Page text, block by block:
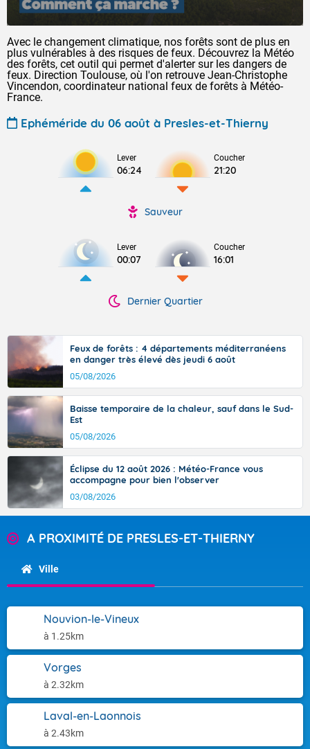
Avec le changement climatique, nos forêts sont de plus en
plus vulnérables à des risques de feux. Découvrez la Météo
des forêts, cet outil qui permet d'alerter sur les dangers de
feux. Direction Toulouse, où l'on retrouve Jean-Christophe
Vincendon, coordinateur national feux de forêts à Météo-
France.
Ephéméride du 06 août à Presles-et-Thierny
Lever
06:24
Coucher
21:20
Sauveur
Lever
00:07
Coucher
16:01
Dernier Quartier
Feux de forêts : 4 départements méditerranéens
en danger très élevé dès jeudi 6 août
05/08/2026
Baisse temporaire de la chaleur, sauf dans le Sud-
Est
05/08/2026
Éclipse du 12 août 2026 : Météo-France vous
accompagne pour bien l'observer
03/08/2026
A PROXIMITÉ DE PRESLES-ET-THIERNY
Ville
Nouvion-le-Vineux
à 1.25km
Vorges
à 2.32km
Laval-en-Laonnois
à 2.43km